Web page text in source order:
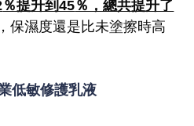
％提升到45％，總共提升了
保濕度還是比未塗擦時高
低敏修護乳液